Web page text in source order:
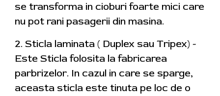
se transforma in cioburi foarte mici care
nu pot rani pasagerii din masina.
2. Sticla laminata ( Duplex sau Tripex) -
Este Sticla folosita la fabricarea
parbrizelor. In cazul in care se sparge,
aceasta sticla este tinuta pe loc de o